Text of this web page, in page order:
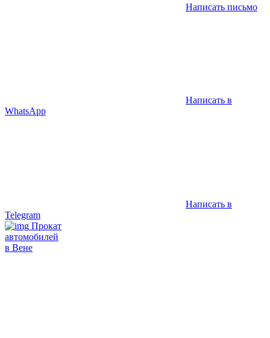
Написать письмо
Написать в
WhatsApp
Написать в
Telegram
Прокат
автомобилей
в Вене